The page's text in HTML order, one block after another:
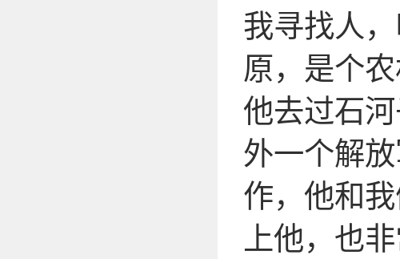
我寻找人
原，是个
他去过石
外一个解
作，他和
上他，也